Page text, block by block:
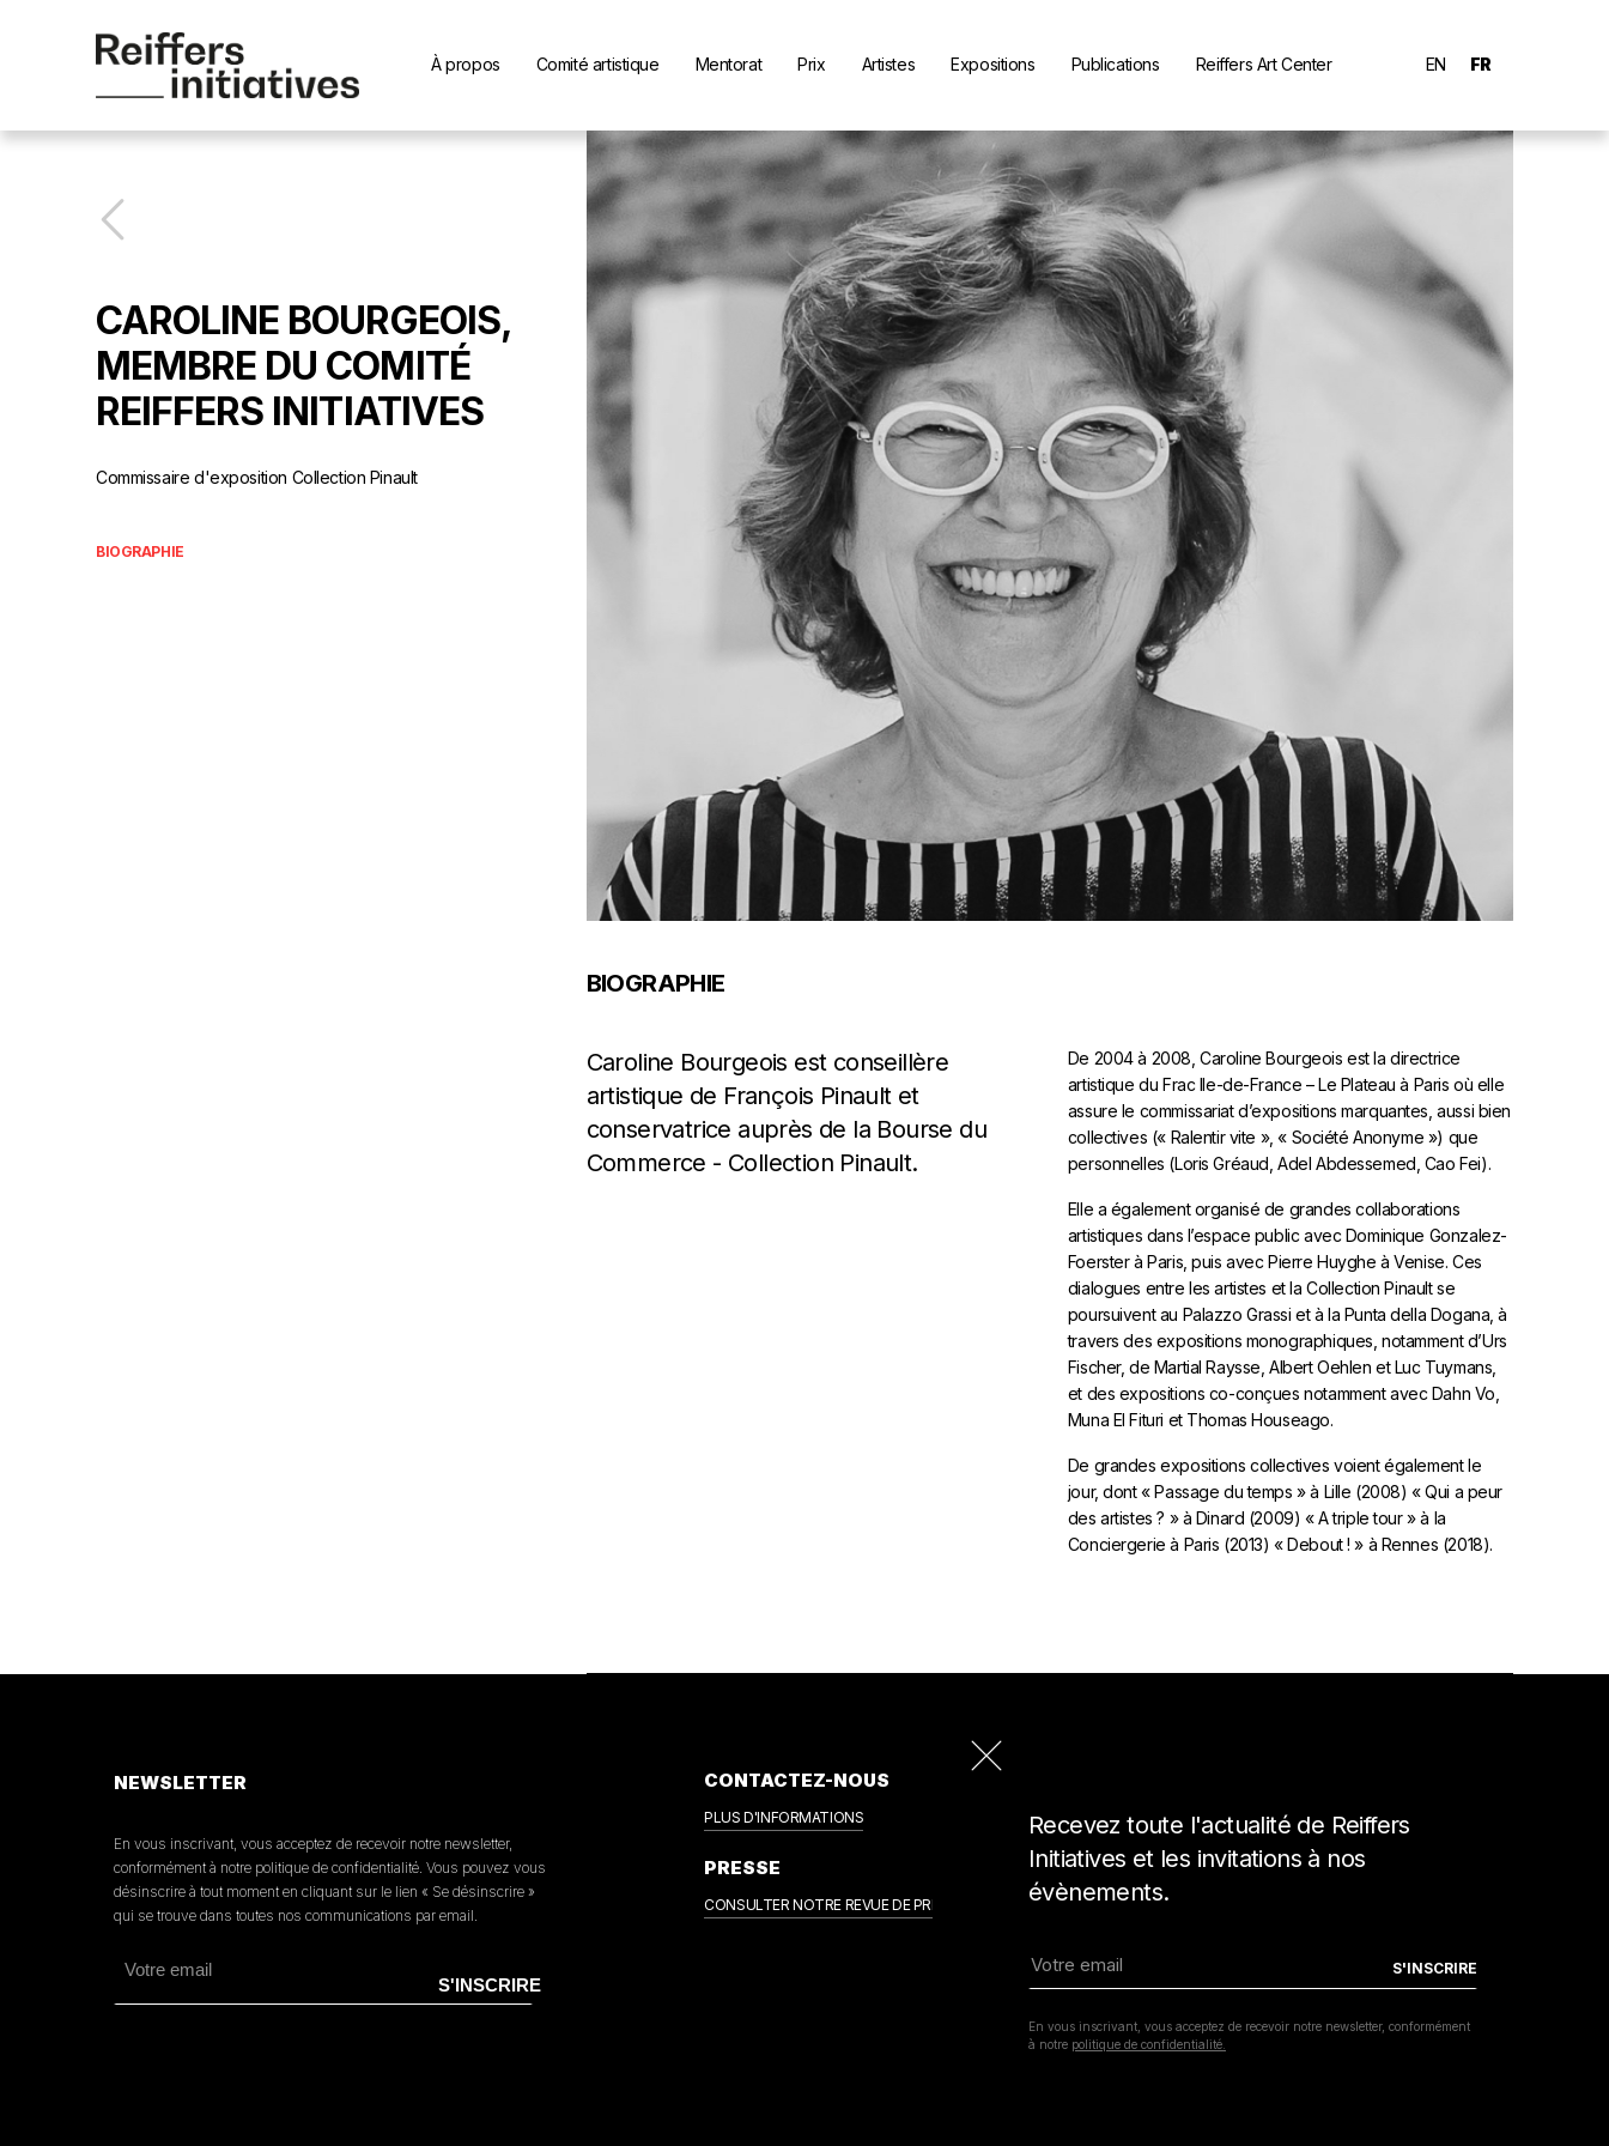
À propos Comité artistique Mentorat Prix Artistes Expositions Publications Reiffers Art Center EN FR
CAROLINE BOURGEOIS,
MEMBRE DU COMITÉ
REIFFERS INITIATIVES
Commissaire d'exposition Collection Pinault
BIOGRAPHIE
BIOGRAPHIE
Caroline Bourgeois est conseillère
artistique de François Pinault et
conservatrice auprès de la Bourse du
Commerce - Collection Pinault.
De 2004 à 2008, Caroline Bourgeois est la directrice
artistique du Frac Ile-de-France – Le Plateau à Paris où elle
assure le commissariat d’expositions marquantes, aussi bien
collectives (« Ralentir vite », « Société Anonyme ») que
personnelles (Loris Gréaud, Adel Abdessemed, Cao Fei).
Elle a également organisé de grandes collaborations
artistiques dans l’espace public avec Dominique Gonzalez-
Foerster à Paris, puis avec Pierre Huyghe à Venise. Ces
dialogues entre les artistes et la Collection Pinault se
poursuivent au Palazzo Grassi et à la Punta della Dogana, à
travers des expositions monographiques, notamment d’Urs
Fischer, de Martial Raysse, Albert Oehlen et Luc Tuymans,
et des expositions co-conçues notamment avec Dahn Vo,
Muna El Fituri et Thomas Houseago.
De grandes expositions collectives voient également le
jour, dont « Passage du temps » à Lille (2008) « Qui a peur
des artistes ? » à Dinard (2009) « A triple tour » à la
Conciergerie à Paris (2013) « Debout ! » à Rennes (2018).
Recevez toute l'actualité de Reiffers
Initiatives et les invitations à nos
évènements.
En vous inscrivant, vous acceptez de recevoir notre newsletter, conformément
à notre politique de confidentialité.
NEWSLETTER
En vous inscrivant, vous acceptez de recevoir notre newsletter,
conformément à notre politique de confidentialité. Vous pouvez vous
désinscrire à tout moment en cliquant sur le lien « Se désinscrire »
qui se trouve dans toutes nos communications par email.
CONTACTEZ-NOUS
PLUS D'INFORMATIONS
PRESSE
CONSULTER NOTRE REVUE DE PRESSE
POLITIQUE DE CONFIDENTIALITÉ
COPYRIGHT REIFFERSARTINITIATIVES.COM